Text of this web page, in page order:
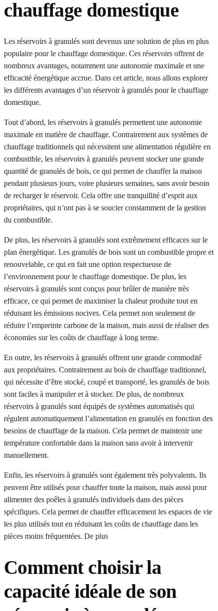
chauffage domestique
Les réservoirs à granulés sont devenus une solution de plus en plus
populaire pour le chauffage domestique. Ces réservoirs offrent de
nombreux avantages, notamment une autonomie maximale et une
efficacité énergétique accrue. Dans cet article, nous allons explorer
les différents avantages d’un réservoir à granulés pour le chauffage
domestique.
Tout d’abord, les réservoirs à granulés permettent une autonomie
maximale en matière de chauffage. Contrairement aux systèmes de
chauffage traditionnels qui nécessitent une alimentation régulière en
combustible, les réservoirs à granulés peuvent stocker une grande
quantité de granulés de bois, ce qui permet de chauffer la maison
pendant plusieurs jours, voire plusieurs semaines, sans avoir besoin
de recharger le réservoir. Cela offre une tranquillité d’esprit aux
propriétaires, qui n’ont pas à se soucier constamment de la gestion
du combustible.
De plus, les réservoirs à granulés sont extrêmement efficaces sur le
plan énergétique. Les granulés de bois sont un combustible propre et
renouvelable, ce qui en fait une option respectueuse de
l’environnement pour le chauffage domestique. De plus, les
réservoirs à granulés sont conçus pour brûler de manière très
efficace, ce qui permet de maximiser la chaleur produite tout en
réduisant les émissions nocives. Cela permet non seulement de
réduire l’empreinte carbone de la maison, mais aussi de réaliser des
économies sur les coûts de chauffage à long terme.
En outre, les réservoirs à granulés offrent une grande commodité
aux propriétaires. Contrairement au bois de chauffage traditionnel,
qui nécessite d’être stocké, coupé et transporté, les granulés de bois
sont faciles à manipuler et à stocker. De plus, de nombreux
réservoirs à granulés sont équipés de systèmes automatisés qui
régulent automatiquement l’alimentation en granulés en fonction des
besoins de chauffage de la maison. Cela permet de maintenir une
température confortable dans la maison sans avoir à intervenir
manuellement.
Enfin, les réservoirs à granulés sont également très polyvalents. Ils
peuvent être utilisés pour chauffer toute la maison, mais aussi pour
alimenter des poêles à granulés individuels dans des pièces
spécifiques. Cela permet de chauffer efficacement les espaces de vie
les plus utilisés tout en réduisant les coûts de chauffage dans les
pièces moins fréquentées. De plus
Comment choisir la
capacité idéale de son